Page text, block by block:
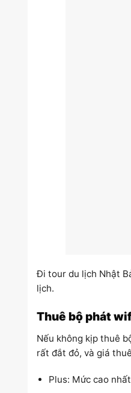
Đi tour du lịch Nhật
lịch.
Thuê bộ phát
Nếu không kịp thuê
rất đắt đỏ, và giá
Plus: Mức cao